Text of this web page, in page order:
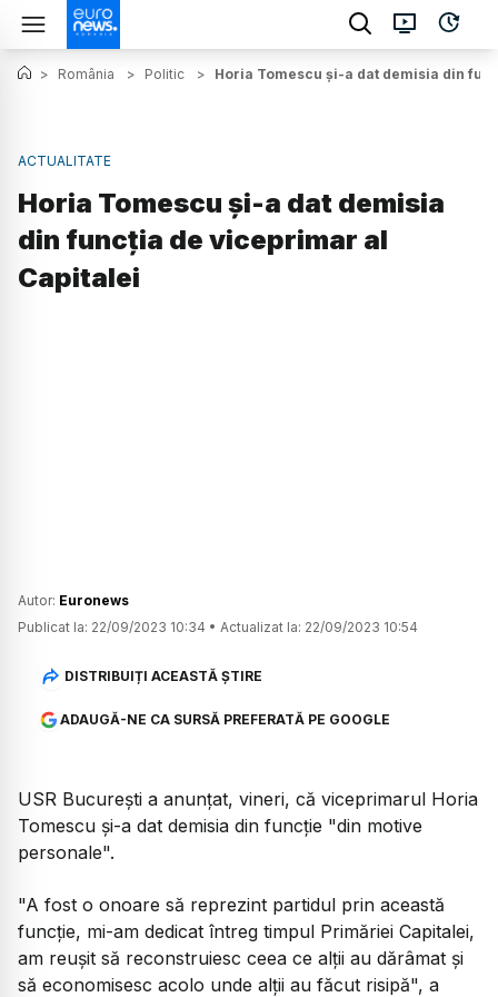
> România > Politic > Horia Tomescu şi-a dat demisia din
ACTUALITATE
Horia Tomescu şi-a dat demisia
din funcţia de viceprimar al
Capitalei
Autor: Euronews
Publicat la: 22/09/2023 10:34 • Actualizat la: 22/09/2023 10:54
DISTRIBUIȚI ACEASTĂ ȘTIRE
ADAUGĂ-NE CA SURSĂ PREFERATĂ PE GOOGLE
USR Bucureşti a anunţat, vineri, că viceprimarul Horia
Tomescu şi-a dat demisia din funcţie "din motive
personale".
"A fost o onoare să reprezint partidul prin această
funcţie, mi-am dedicat întreg timpul Primăriei Capitalei,
am reuşit să reconstruiesc ceea ce alţii au dărâmat şi
să economisesc acolo unde alţii au făcut risipă", a